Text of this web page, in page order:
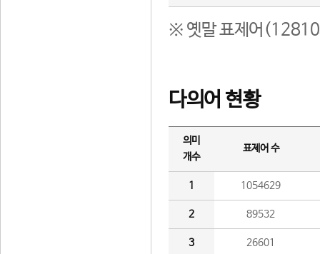
※ 옛말 표제어(12810
다의어 현황
의미
개수
표제어 수
1 1054629
2 89532
3 26601